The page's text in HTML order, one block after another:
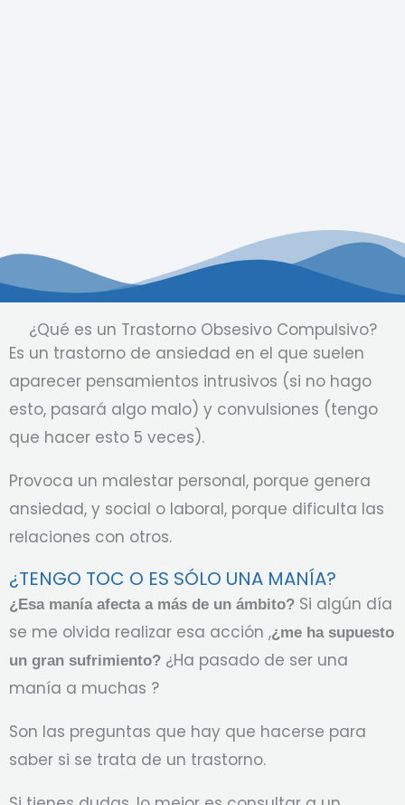
¿Qué es un Trastorno Obsesivo Compulsivo?
Es un trastorno de ansiedad en el que suelen
aparecer pensamientos intrusivos (si no hago
esto, pasará algo malo) y convulsiones (tengo
que hacer esto 5 veces).
Provoca un malestar personal, porque genera
ansiedad, y social o laboral, porque dificulta las
relaciones con otros.
¿TENGO TOC O ES SÓLO UNA MANÍA?
¿Esa manía afecta a más de un ámbito? Si algún día
se me olvida realizar esa acción ,¿me ha supuesto
un gran sufrimiento? ¿Ha pasado de ser una
manía a muchas ?
Son las preguntas que hay que hacerse para
saber si se trata de un trastorno.